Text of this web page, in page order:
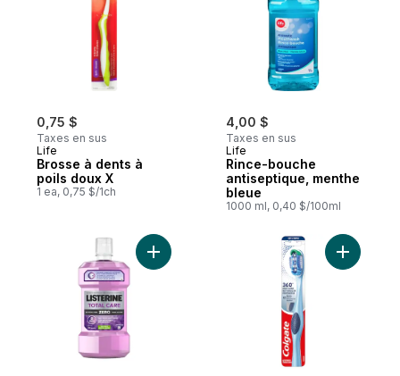
0,75 $
Taxes en sus
Life
Brosse à dents à
poils doux X
1 ea, 0,75 $/1ch
4,00 $
Taxes en sus
Life
Rince-bouche
antiseptique, menthe
bleue
1000 ml, 0,40 $/100ml
Ajouter Rince-bouche Total Care Zero,
Ajouter